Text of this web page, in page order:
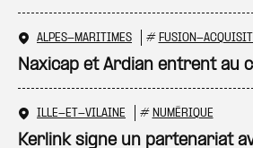
ALPES-MARITIMES # FUSION-
Naxicap et Ardian entrent au
ILLE-ET-VILAINE # NUMÉRIQUE
Kerlink signe un partenariat